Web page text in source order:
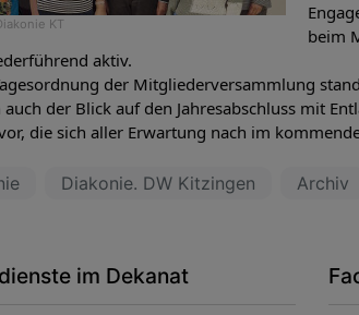
KT
beim
aktiv.
der Mitgliederversammlung
auch der Blick auf den Jahresabschluss mit
die sich aller Erwartung nach im
Diakonie. DW Kitzingen Archiv
im Dekanat